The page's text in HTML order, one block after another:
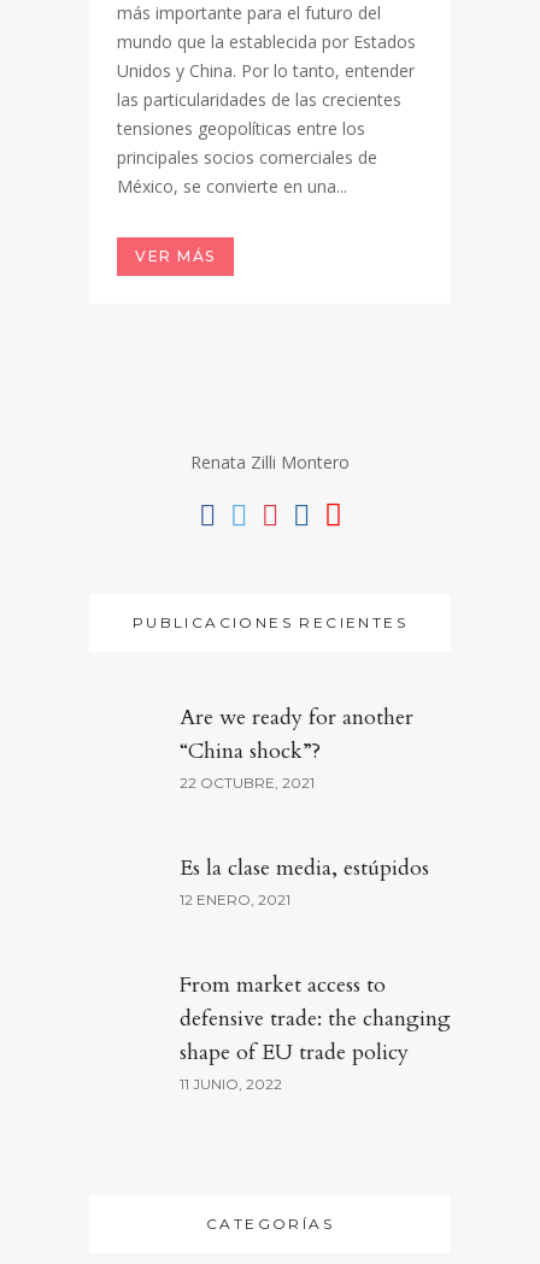
más importante para el futuro del
mundo que la establecida por Estados
Unidos y China. Por lo tanto, entender
las particularidades de las crecientes
tensiones geopolíticas entre los
principales socios comerciales de
México, se convierte en una...
VER MÁS
Renata Zilli Montero
PUBLICACIONES RECIENTES
Are we ready for another
“China shock”?
22 OCTUBRE, 2021
Es la clase media, estúpidos
12 ENERO, 2021
From market access to
defensive trade: the changing
shape of EU trade policy
11 JUNIO, 2022
CATEGORÍAS